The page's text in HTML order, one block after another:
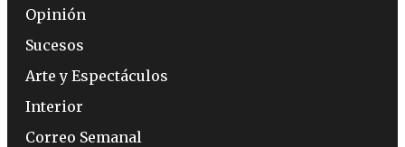
Opinión
Sucesos
Arte y Espectáculos
Interior
Correo Semanal